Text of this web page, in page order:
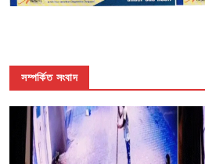
সম্পর্কিত সংবাদ